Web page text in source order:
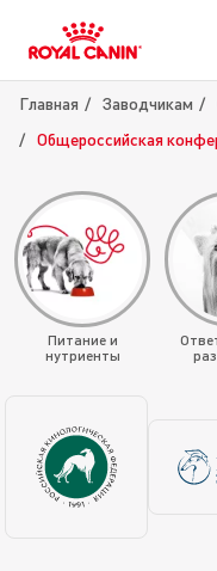
Главная Заводчикам
Общероссийская
Питание и
нутриенты